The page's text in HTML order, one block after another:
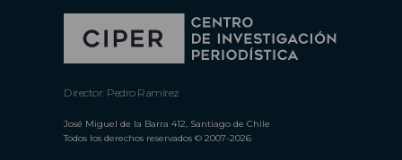
Director: Pedro Ramírez
José Miguel de la Barra 412, Santiago de Chile
Todos los derechos reservados © 2007-2026